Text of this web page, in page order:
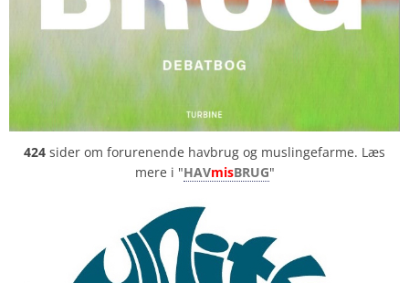
424 sider om forurenende havbrug og muslingefarme. Læs
mere i "HAVmisBRUG"